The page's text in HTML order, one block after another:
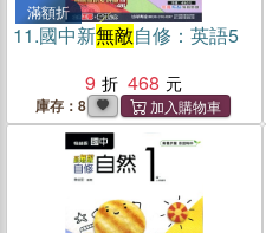
滿額折
11.國中新無敵自修：英語5
9
468
庫存：8